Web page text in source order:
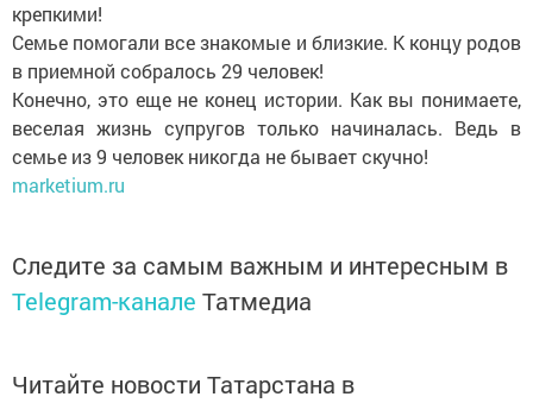
крепкими!
Семье помогали все знакомые и близкие. К концу родов
в приемной собралось 29 человек!
Конечно, это еще не конец истории. Как вы понимаете,
веселая жизнь супругов только начиналась. Ведь в
семье из 9 человек никогда не бывает скучно!
marketium.ru
Следите за самым важным и интересным в
Telegram-канале Татмедиа
Читайте новости Татарстана в